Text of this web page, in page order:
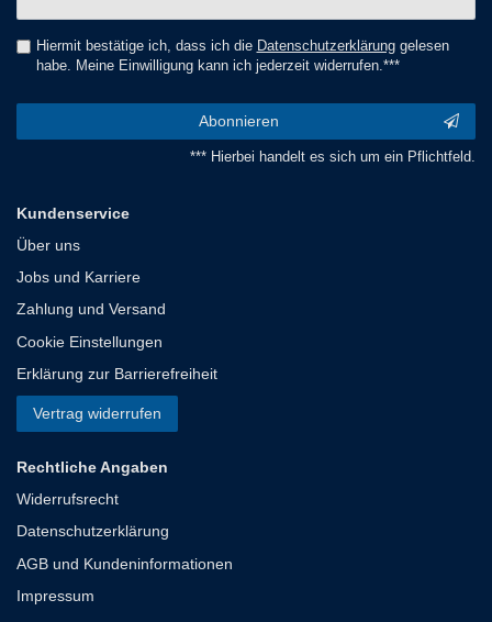
Hiermit bestätige ich, dass ich die Daten­schutz­erklärunggelesen
habe. Meine Einwilligung kann ich jederzeit widerrufen.***
Abonnieren
*** Hierbei handelt es sich um ein Pflichtfeld.
Kundenservice
Über uns
Jobs und Karriere
Zahlung und Versand
Cookie Einstellungen
Erklärung zur Barrierefreiheit
Vertrag widerrufen
Rechtliche Angaben
Widerrufsrecht
Datenschutzerklärung
AGB und Kundeninformationen
Impressum